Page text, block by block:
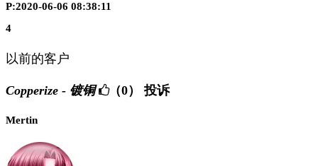
P:2020-06-06 08:38:11
4
以前的客户
Copperize - 镀铜 （0） 投诉
Mertin